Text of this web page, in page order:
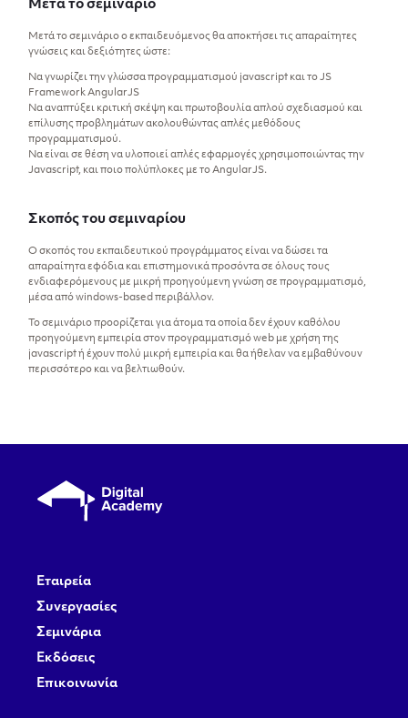
Μετά το σεμινάριο
Μετά το σεμινάριο ο εκπαιδευόμενος θα αποκτήσει τις απαραίτητες
γνώσεις και δεξιότητες ώστε:
Να γνωρίζει την γλώσσα προγραμματισμού javascript και το JS
Framework AngularJS
Nα αναπτύξει κριτική σκέψη και πρωτοβουλία απλού σχεδιασμού και
επίλυσης προβλημάτων ακολουθώντας απλές μεθόδους
προγραμματισμού.
Nα είναι σε θέση να υλοποιεί απλές εφαρμογές χρησιμοποιώντας την
Javascript, και ποιο πολύπλοκες με το AngularJS.
Σκοπός του σεμιναρίου
Ο σκοπός του εκπαιδευτικού προγράμματος είναι να δώσει τα
απαραίτητα εφόδια και επιστημονικά προσόντα σε όλους τους
ενδιαφερόμενους με μικρή προηγούμενη γνώση σε προγραμματισμό,
μέσα από windows-based περιβάλλον.
Το σεμινάριο προορίζεται για άτομα τα οποία δεν έχουν καθόλου
προηγούμενη εμπειρία στον προγραμματισμό web με χρήση της
javascript ή έχουν πολύ μικρή εμπειρία και θα ήθελαν να εμβαθύνουν
περισσότερο και να βελτιωθούν.
Εταιρεία
Συνεργασίες
Σεμινάρια
Εκδόσεις
Επικοινωνία